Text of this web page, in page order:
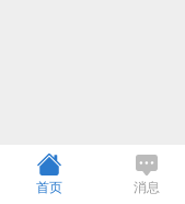
首页 消息